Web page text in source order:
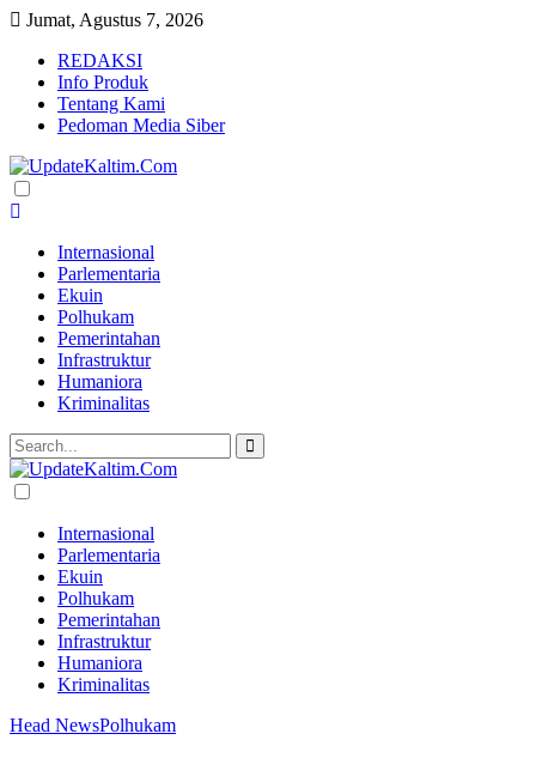
Jumat, Agustus 7, 2026
REDAKSI
Info Produk
Tentang Kami
Pedoman Media Siber
Internasional
Parlementaria
Ekuin
Polhukam
Pemerintahan
Infrastruktur
Humaniora
Kriminalitas
Internasional
Parlementaria
Ekuin
Polhukam
Pemerintahan
Infrastruktur
Humaniora
Kriminalitas
Head NewsPolhukam